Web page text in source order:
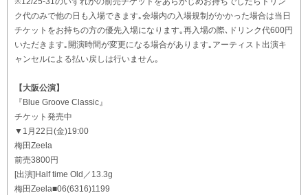
ク代のみで他の日も入場できます｡会場内の入場規制がかかった場合は当日
チケットをお持ちの方の優先入場になります｡再入場の際､ドリンク代600円
いただきます｡開演時間が変更になる場合があります｡アーティスト出演キ
ャンセルによる払い戻しは行いません｡
【大阪公演】
『Blue Groove Classic』
チケット発売中
▼1月22日(金)19:00
梅田Zeela
前売3800円
[出演]Half time Old／13.3g
梅田Zeela■06(6316)1199